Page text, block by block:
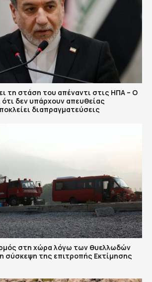
τη στάση του απέναντι στις ΗΠΑ – Ο
δεν υπάρχουν απευθείας
διαπραγματεύσεις
στη χώρα λόγω των θυελλωδών
σύσκεψη της επιτροπής Εκτίμησης